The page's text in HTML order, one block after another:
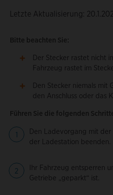
Letzte Aktualisierung:
Bitte beachten Sie:
Der Stecker rastet nicht
Fahrzeug rastet im
Den Stecker niemals mit
den Anschluss oder das
Führen Sie die folgenden
Den Ladevorgang mit
der Ladestation beenden.
Ihr Fahrzeug entsperren
Getriebe „geparkt“ ist.